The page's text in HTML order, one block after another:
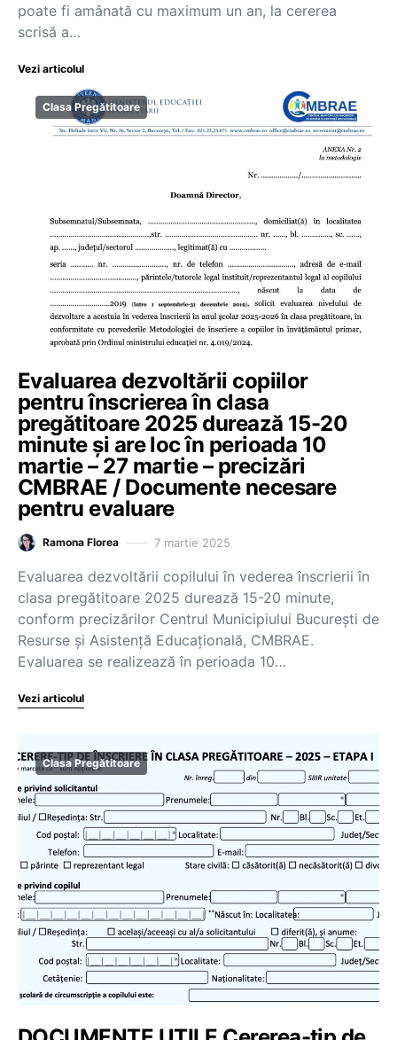
poate fi amânată cu maximum un an, la cererea
scrisă a…
Vezi articolul
Clasa Pregătitoare
Evaluarea dezvoltării copiilor
pentru înscrierea în clasa
pregătitoare 2025 durează 15-20
minute și are loc în perioada 10
martie – 27 martie – precizări
CMBRAE / Documente necesare
pentru evaluare
Ramona Florea 7 martie 2025
Evaluarea dezvoltării copilului în vederea înscrierii în
clasa pregătitoare 2025 durează 15-20 minute,
conform precizărilor Centrul Municipiului București de
Resurse și Asistență Educațională, CMBRAE.
Evaluarea se realizează în perioada 10…
Vezi articolul
Clasa Pregătitoare